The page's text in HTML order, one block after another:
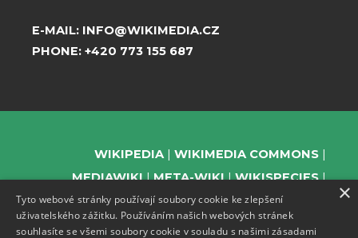
E-MAIL: INFO@WIKIMEDIA.CZ
PHONE: +420 773 155 687
WIKIPEDIA
WIKIMEDIA COMMONS
MEDIAWIKI
META-WIKI
WIKISPECIES
WIKIBOOKS
WIKIDATA
WIKIMANIA
WIKINEWS
WIKIQUOTE WIKISOURCE
×
Tyto webové stránky používají soubory cookie ke zlepšení
uživatelského zážitku. Používáním našich webových stránek
souhlasíte se všemi soubory cookie v souladu s našimi zásadami